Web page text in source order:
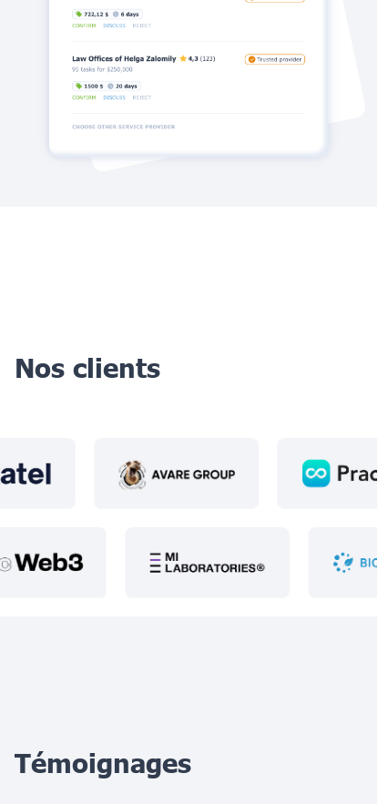
Nos clients
Témoignages